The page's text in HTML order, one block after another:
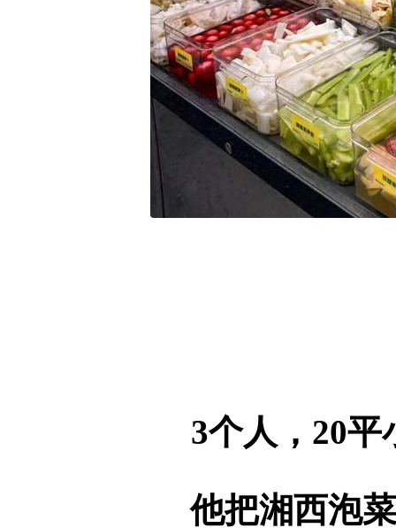
3个人，20平
他把湘西泡